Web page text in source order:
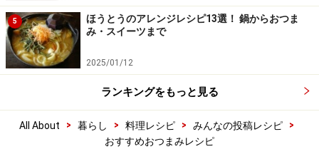
5
ほうとうのアレンジレシピ13選！ 鍋からおつま
み・スイーツまで
2025/01/12
ランキングをもっと見る
All About > 暮らし > 料理レシピ > みんなの投稿レシピ
>
おすすめおつまみレシピ